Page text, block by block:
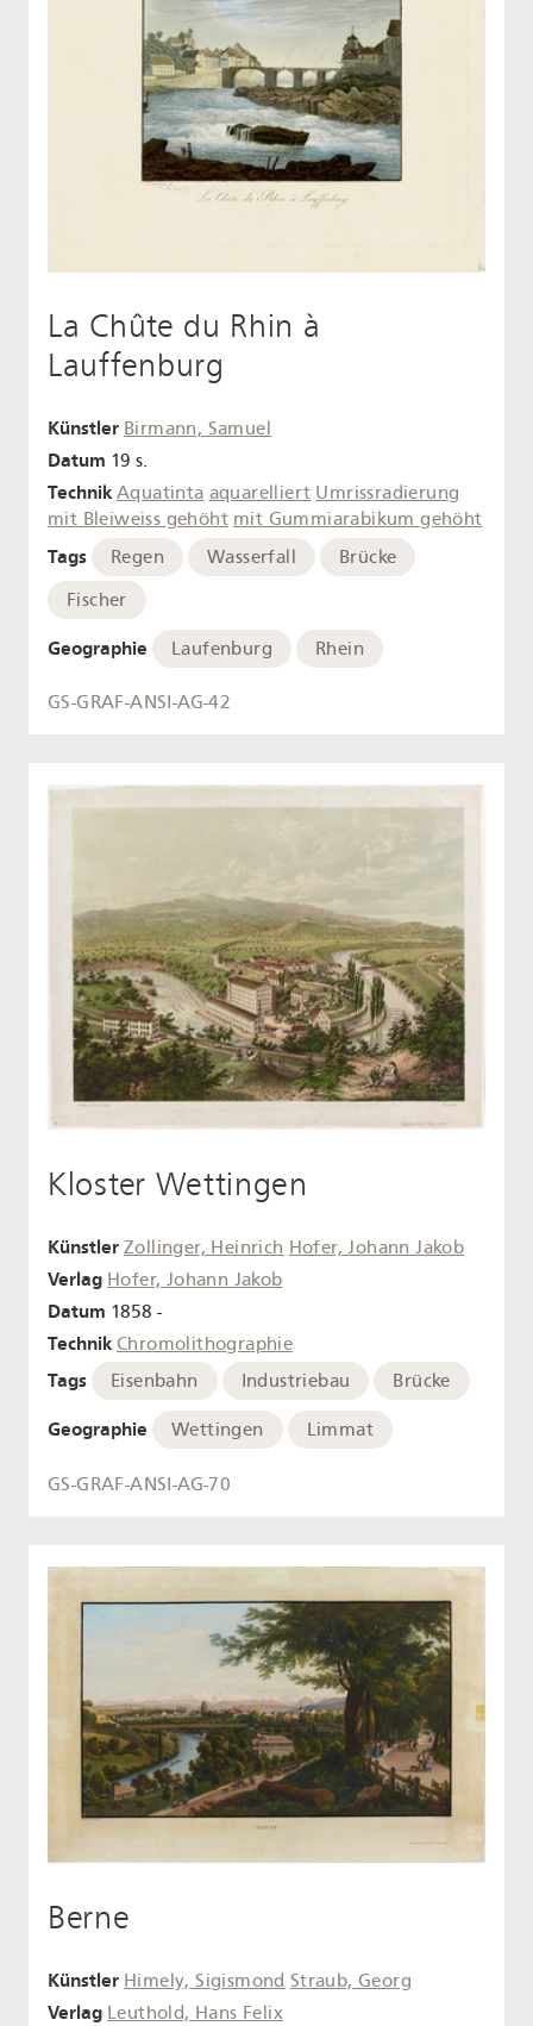
La Chûte du Rhin à
Lauffenburg
Künstler Birmann, Samuel
Datum 19 s.
Technik Aquatinta aquarelliert Umrissradierung
mit Bleiweiss gehöht mit Gummiarabikum gehöht
Tags Regen Wasserfall
Brücke
Fischer
Geographie Laufenburg Rhein
GS-GRAF-ANSI-AG-42
Kloster Wettingen
Künstler Zollinger, Heinrich Hofer, Johann Jakob
Verlag Hofer, Johann Jakob
Datum 1858 -
Technik Chromolithographie
Tags Eisenbahn Industriebau Brücke
Geographie Wettingen Limmat
GS-GRAF-ANSI-AG-70
Berne
Künstler Himely, Sigismond Straub, Georg
Verlag Leuthold, Hans Felix